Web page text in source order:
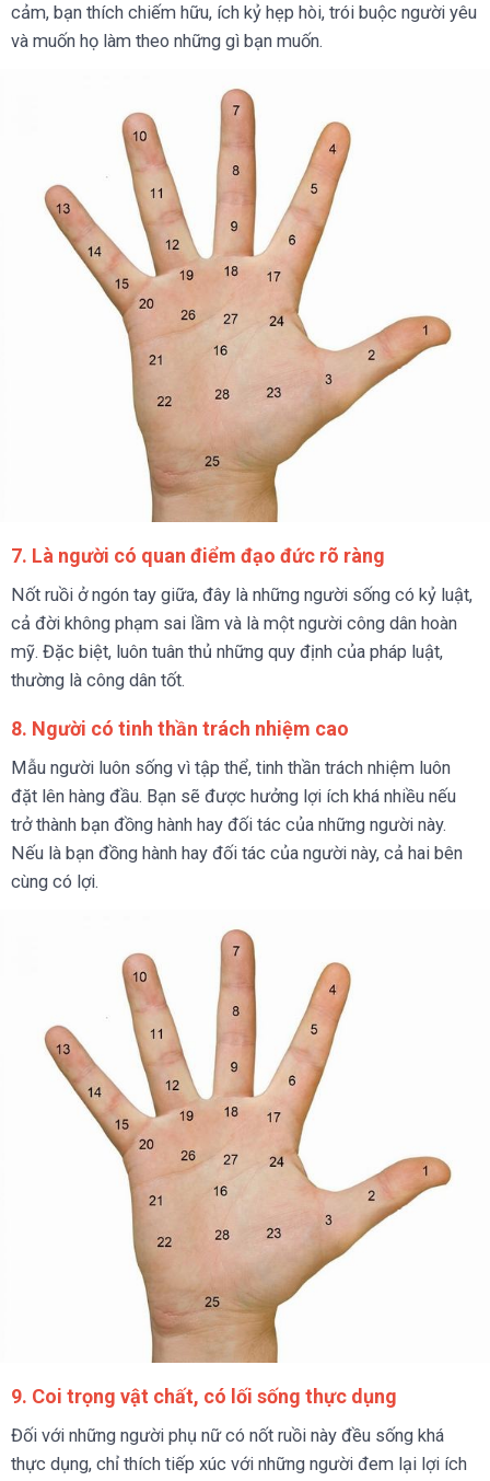
cảm, bạn thích chiếm hữu, ích kỷ hẹp hòi, trói buộc người yêu
và muốn họ làm theo những gì bạn muốn.
7. Là người có quan điểm đạo đức rõ ràng
Nốt ruồi ở ngón tay giữa, đây là những người sống có kỷ luật,
cả đời không phạm sai lầm và là một người công dân hoàn
mỹ. Đặc biệt, luôn tuân thủ những quy định của pháp luật,
thường là công dân tốt.
8. Người có tinh thần trách nhiệm cao
Mẫu người luôn sống vì tập thể, tinh thần trách nhiệm luôn
đặt lên hàng đầu. Bạn sẽ được hưởng lợi ích khá nhiều nếu
trở thành bạn đồng hành hay đối tác của những người này.
Nếu là bạn đồng hành hay đối tác của người này, cả hai bên
cùng có lợi.
9. Coi trọng vật chất, có lối sống thực dụng
Đối với những người phụ nữ có nốt ruồi này đều sống khá
thực dụng, chỉ thích tiếp xúc với những người đem lại lợi ích